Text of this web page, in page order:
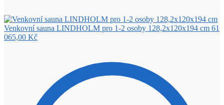
Venkovní sauna LINDHOLM pro 1-2 osoby 128,2x120x194 cm 61
065,00 Kč